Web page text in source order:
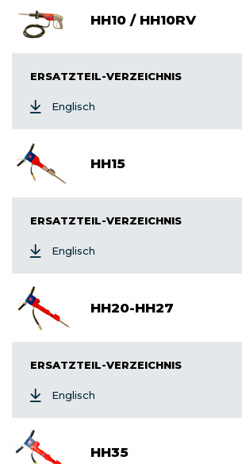
HH10 / HH10RV
ERSATZTEIL-VERZEICHNIS
Englisch
HH15
ERSATZTEIL-VERZEICHNIS
Englisch
HH20-HH27
ERSATZTEIL-VERZEICHNIS
Englisch
HH35